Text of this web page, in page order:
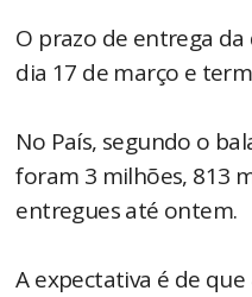
O prazo de entrega
dia 17 de março e
No País, segundo o
foram 3 milhões, 813
entregues até ontem.
A expectativa é de